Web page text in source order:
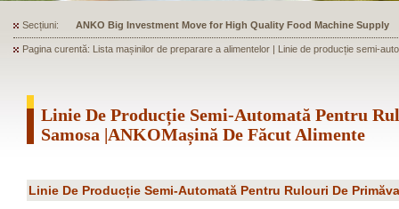
Secțiuni: ANKO's Food Processing Equipment Assists a Shoe Seller to Start
Pagina curentă: Lista mașinilor de preparare a alimentelor | Linie de producție semi-
Linie De Producție Semi-Automată Pentru
Samosa |ANKOMașină De Făcut Alimente
Linie De Producție Semi-Automată Pentru Rulouri De